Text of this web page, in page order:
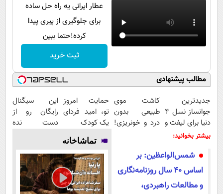
عطار ایرانی یه راه حل ساده
برای جلوگیری از پیری پیدا
کرده!حتما ببین
ثبت خرید
مطالب پیشنهادی
جدیدترین
جوانساز نسل 4
دنیا برای لیفت و
کلاژن سازی 😍
کاشت موی
طبیعی بدون
درد و خونریزی!
حمایت امروز
تو، امید فردای
یک کودک
این سیگنال
رایگان رو از
دست نده
بیشتر بخوانید:
شمس‌الواعظین: بر
اساس ۴۰ سال روزنامه‌نگاری
و مطالعات راهبردی،
تماشاخانه